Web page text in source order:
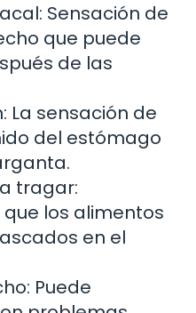
Sensación de
que puede
de las
La sensación de
del estómago
tragar:
los alimentos
en el
Puede